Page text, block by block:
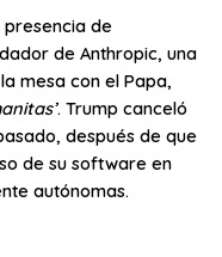
de
de Anthropic, una
mesa con el Papa,
. Trump canceló
después de que
de su software en
autónomas.